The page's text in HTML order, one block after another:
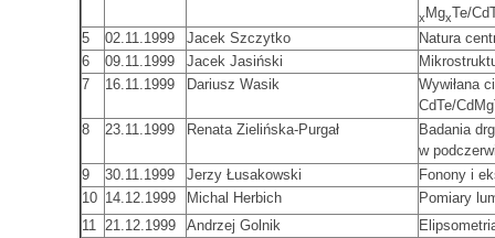
xMgxTe/
5
02.11.1999 Jacek Szczytko
Natura
6
09.11.1999 Jacek Jasiński
7
16.11.1999 Dariusz Wasik
Wywiłana
CdTe/
8
23.11.1999 Renata Zielińska-Purgał
Badania
w
9
30.11.1999 Jerzy Łusakowski
Fonony i
10 14.12.1999 Michal Herbich
Pomiary
11 21.12.1999 Andrzej Golnik